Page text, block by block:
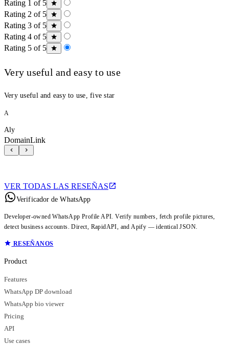
Rating 1 of 5
Rating 2 of 5
Rating 3 of 5
Rating 4 of 5
Rating 5 of 5
Very useful and easy to use
Very useful and easy to use, five star
A
Aly
DomainLink
VER TODAS LAS RESEÑAS
Verificador de WhatsApp
Developer-owned WhatsApp Profile API. Verify numbers, fetch profile pictures,
detect business accounts. Direct, RapidAPI, and Apify — identical JSON.
RESEÑANOS
Product
Features
WhatsApp DP download
WhatsApp bio viewer
Pricing
API
Use cases